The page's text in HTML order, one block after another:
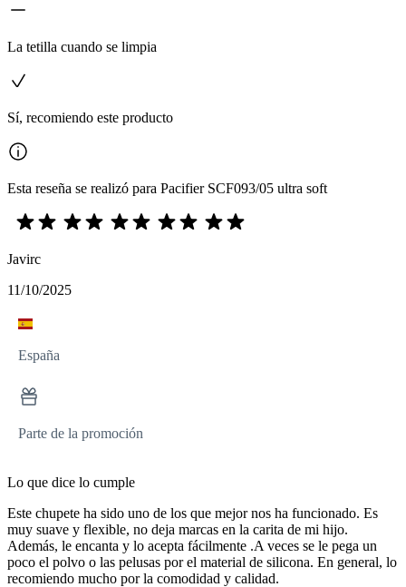
La tetilla cuando se limpia
Sí, recomiendo este producto
Esta reseña se realizó para Pacifier SCF093/05 ultra soft
Javirc
11/10/2025
España
Parte de la promoción
Lo que dice lo cumple
Este chupete ha sido uno de los que mejor nos ha funcionado. Es
muy suave y flexible, no deja marcas en la carita de mi hijo.
Además, le encanta y lo acepta fácilmente .A veces se le pega un
poco el polvo o las pelusas por el material de silicona. En general, lo
recomiendo mucho por la comodidad y calidad.